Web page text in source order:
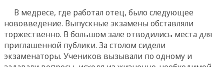
В медресе, где работал отец, было следующее
нововведение. Выпускные экзамены обставляли
торжественно. В большом зале отводились места для
приглашенной публики. За столом сидели
экзаменаторы. Учеников вызывали по одному и